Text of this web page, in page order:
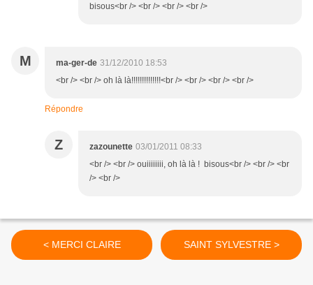
bisous<br /> <br /> <br /> <br />
M ma-ger-de 31/12/2010 18:53
<br /> <br /> oh là là!!!!!!!!!!!!!!<br /> <br /> <br /> <br />
Répondre
Z zazounette 03/01/2011 08:33
<br /> <br /> ouiiiiiiii, oh là là ! bisous<br /> <br /> <br
/> <br />
< MERCI CLAIRE SAINT SYLVESTRE >